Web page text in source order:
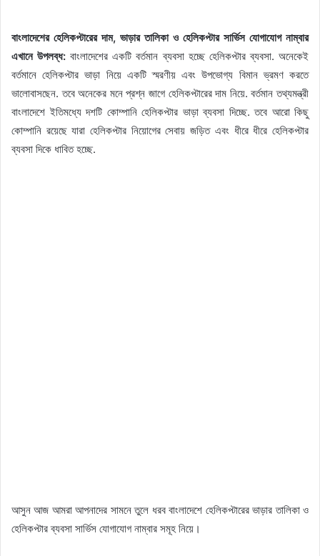
বাংলাদেশের হেলিকপ্টারের দাম, ভাড়ার তালিকা ও হেলিকপ্টার সার্ভিস যোগাযোগ নাম্বার
এখানে উপলব্ধ: বাংলাদেশের একটি বর্তমান ব্যবসা হচ্ছে হেলিকপ্টার ব্যবসা. অনেকেই
বর্তমানে হেলিকপ্টার ভাড়া নিয়ে একটি স্মরণীয় এবং উপভোগ্য বিমান ভ্রমণ করতে
ভালোবাসছেন. তবে অনেকের মনে প্রশ্ন জাগে হেলিকপ্টারের দাম নিয়ে. বর্তমান তথ্যমন্ত্রী
বাংলাদেশে ইতিমধ্যে দশটি কোম্পানি হেলিকপ্টার ভাড়া ব্যবসা দিচ্ছে. তবে আরো কিছু
কোম্পানি রয়েছে যারা হেলিকপ্টার নিয়োগের সেবায় জড়িত এবং ধীরে ধীরে হেলিকপ্টার
ব্যবসা দিকে ধাবিত হচ্ছে.
আসুন আজ আমরা আপনাদের সামনে তুলে ধরব বাংলাদেশে হেলিকপ্টারের ভাড়ার তালিকা ও
হেলিকপ্টার ব্যবসা সার্ভিস যোগাযোগ নাম্বার সমূহ নিয়ে।